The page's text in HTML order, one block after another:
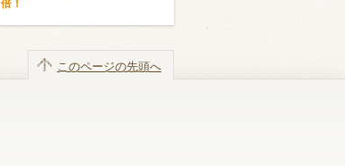
倍！
このページの先頭へ